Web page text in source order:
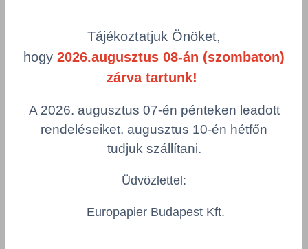
1 KTN = tekercs
Összeg csökkentése
Számológép
Többszörös választás
Tájékoztatjuk Önöket,
hogy 2026.augusztus 08-án (szombaton)
zárva tartunk!
A 2026. augusztus 07-én pénteken leadott
rendeléseiket, augusztus 10-én hétfőn
tudjuk szállítani.
Üdvözlettel:
Europapier Budapest Kft.